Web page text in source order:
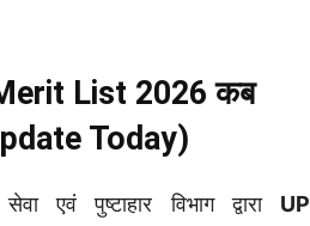
List 2026 कब
Today)
एवं पुष्टाहार विभाग द्वारा UP